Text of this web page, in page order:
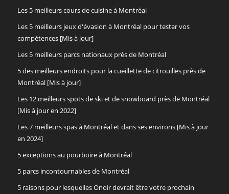
Les 5 meilleurs cours de cuisine à Montréal
Les 5 meilleurs jeux d'évasion à Montréal pour tester vos
compétences [Mis à jour]
Les 5 meilleurs parcs nationaux près de Montréal
5 des meilleurs endroits pour la cueillette de citrouilles près de
Montréal [Mis à jour]
Les 12 meilleurs spots de ski et de snowboard près de Montréal
[Mis à jour en 2022]
Les 7 meilleurs spas à Montréal et dans ses environs [Mis à jour
en 2024]
5 exceptions au pourboire à Montréal
5 parcs incontournables de Montréal
5 raisons pour lesquelles Onoir devrait être votre prochain